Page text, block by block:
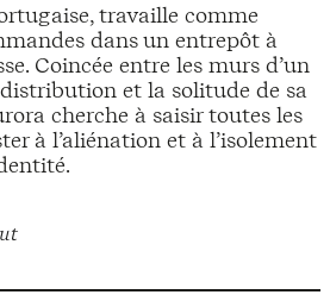
travaille comme
dans un entrepôt à
Coincée entre les murs d’un
et la solitude de sa
cherche à saisir toutes les
à l’aliénation et à l’isolement